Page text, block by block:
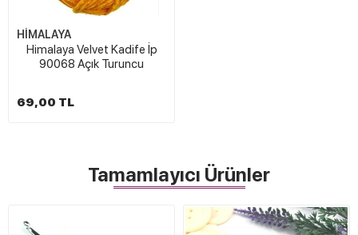
HİMALAYA
Himalaya Velvet Kadife İp
90068 Açık Turuncu
69,00 TL
Tamamlayıcı Ürünler